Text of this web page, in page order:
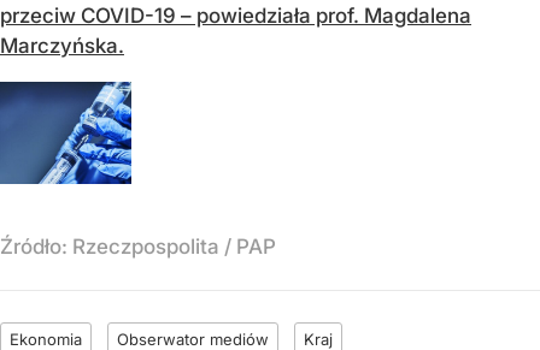
przeciw COVID-19 – powiedziała prof. Magdalena
Marczyńska.
Źródło: Rzeczpospolita / PAP
Ekonomia Obserwator mediów Kraj